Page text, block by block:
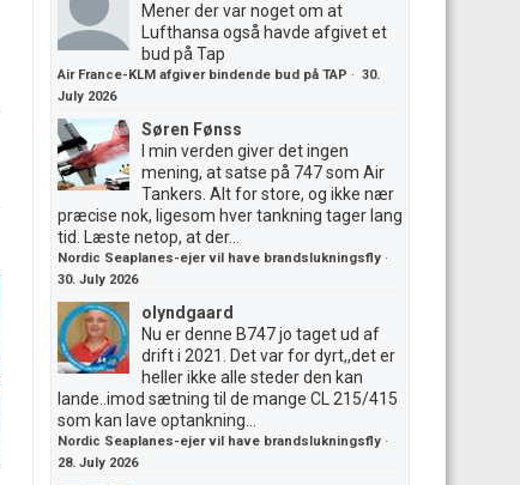
Mener der var noget om at
Lufthansa også havde afgivet et
bud på Tap
Air France-KLM afgiver bindende bud på TAP · 30.
July 2026
Søren Fønss
I min verden giver det ingen
mening, at satse på 747 som Air
Tankers. Alt for store, og ikke nær
præcise nok, ligesom hver tankning tager lang
tid. Læste netop, at der...
Nordic Seaplanes-ejer vil have brandslukningsfly ·
30. July 2026
olyndgaard
Nu er denne B747 jo taget ud af
drift i 2021. Det var for dyrt,,det er
heller ikke alle steder den kan
lande..imod sætning til de mange CL 215/415
som kan lave optankning...
Nordic Seaplanes-ejer vil have brandslukningsfly ·
28. July 2026